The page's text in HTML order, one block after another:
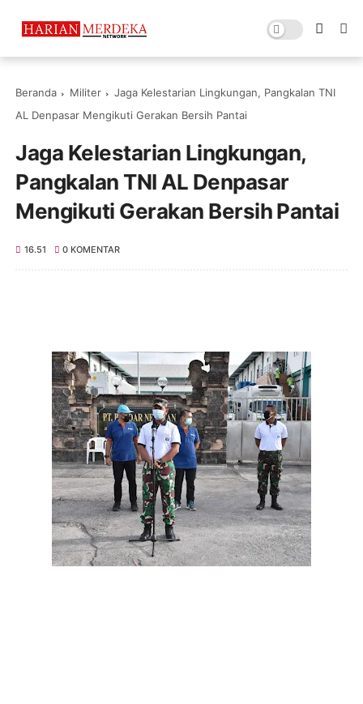
Beranda Militer
Jaga Kelestarian Lingkungan, Pangkalan TNI
AL Denpasar Mengikuti Gerakan Bersih Pantai
Jaga Kelestarian Lingkungan,
Pangkalan TNI AL Denpasar
Mengikuti Gerakan Bersih Pantai
16.51 0 KOMENTAR